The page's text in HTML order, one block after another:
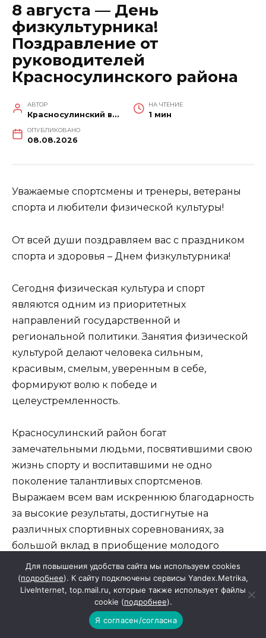
8 августа — День
физкультурника!
Поздравление от
руководителей
Красносулинского района
АВТОР
Красносулинский вестник
НА ЧТЕНИЕ
1 мин
ОПУБЛИКОВАНО
08.08.2026
Уважаемые спортсмены и тренеры, ветераны
спорта и любители физической культуры!
От всей души поздравляем вас с праздником
спорта и здоровья – Днем физкультурника!
Сегодня физическая культура и спорт
являются одним из приоритетных
направлений государственной и
региональной политики. Занятия физической
культурой делают человека сильным,
красивым, смелым, уверенным в себе,
формируют волю к победе и
целеустремленность.
Красносулинский район богат
замечательными людьми, посвятившими свою
жизнь спорту и воспитавшими не одно
поколение талантливых спортсменов.
Выражаем всем вам искреннюю благодарность
за высокие результаты, достигнутые на
различных спортивных соревнованиях, за
большой вклад в приобщение молодого
поколения к здоровому образу жизни.
Уважаемые профессионалы и любители спорта!
Примите пожелания крепкого здоровья,
спортивного долголетия, удачных стартов и
Для повышения удобства сайта мы используем cookies
(подробнее). К сайту подключены сервисы Yandex.Metrika,
LiveInternet, top.mail.ru, которые также использует файлы
cookie (подробнее).
Я согласен/согласна